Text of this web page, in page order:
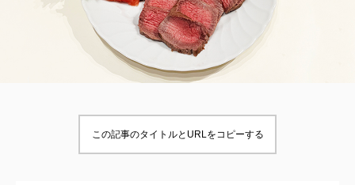
この記事のタイトルとURLをコピーする